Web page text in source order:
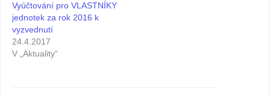
Vyúčtování pro VLASTNÍKY
jednotek za rok 2016 k
vyzvednutí
24.4.2017
V „Aktuality“